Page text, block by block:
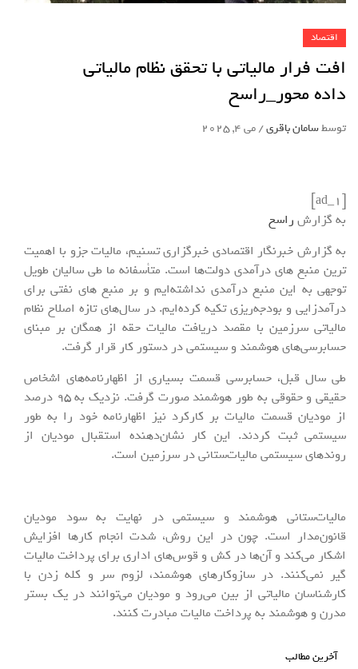
اقتصاد
افت فرار مالیاتی با تحقق نظام مالیاتی
داده محور_راسخ
توسطسامان باقری/می 4, 2025
[ad_1]
به گزارش راسخ
به گزارش خبرنگار اقتصادی خبرگزاری تسنیم، مالیات جزو با اهمیت
ترین منبع های درآمدی دولت‌ها است. متأسفانه ما طی سالیان طویل
توجهی به این منبع درآمدی نداشته‌ایم و بر منبع های نفتی برای
درآمدزایی و بودجه‌ریزی تکیه کرده‌ایم. در سال‌های تازه اصلاح نظام
مالیاتی سرزمین با مقصد دریافت مالیات حقه از همگان بر مبنای
حسابرسی‌های هوشمند و سیستمی در دستور کار قرار گرفت.
طی سال قبل، حسابرسی قسمت بسیاری از اظهارنامه‌های اشخاص
حقیقی و حقوقی به طور هوشمند صورت گرفت. نزدیک به 95 درصد
از مودیان قسمت مالیات بر کارکرد نیز اظهارنامه خود را به طور
سیستمی ثبت کردند. این کار نشان‌دهنده استقبال مودیان از
روندهای سیستمی مالیات‌ستانی در سرزمین است.
مالیات‌ستانی هوشمند و سیستمی در نهایت به سود مودیان
قانون‌مدار است. چون در این روش‌، شدت انجام کارها افزایش
اشکار می‌کند و آن‌ها در کش و قوس‌های اداری برای پرداخت مالیات
گیر نمی‌کنند. در سازوکارهای هوشمند، لزوم سر و کله زدن با
کارشناسان مالیاتی از بین می‌رود و مودیان می‌توانند در یک بستر
مدرن و هوشمند به پرداخت مالیات مبادرت کنند.
آخرین مطالب